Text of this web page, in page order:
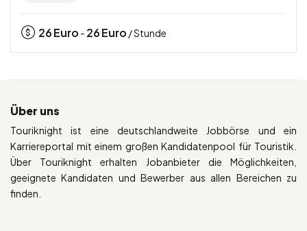
26Euro - 26Euro / Stunde
Über uns
Touriknight ist eine deutschlandweite Jobbörse und ein
Karriereportal mit einem großen Kandidatenpool für Touristik.
Über Touriknight erhalten Jobanbieter die Möglichkeiten,
geeignete Kandidaten und Bewerber aus allen Bereichen zu
finden.